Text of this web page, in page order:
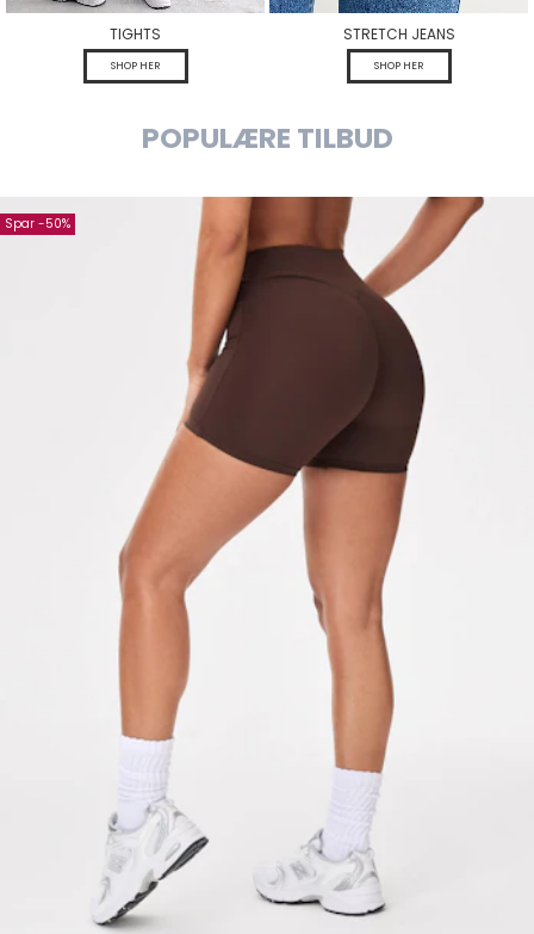
TIGHTS
SHOP HER
STRETCH JEANS
SHOP HER
POPULÆRE TILBUD
Spar -50%